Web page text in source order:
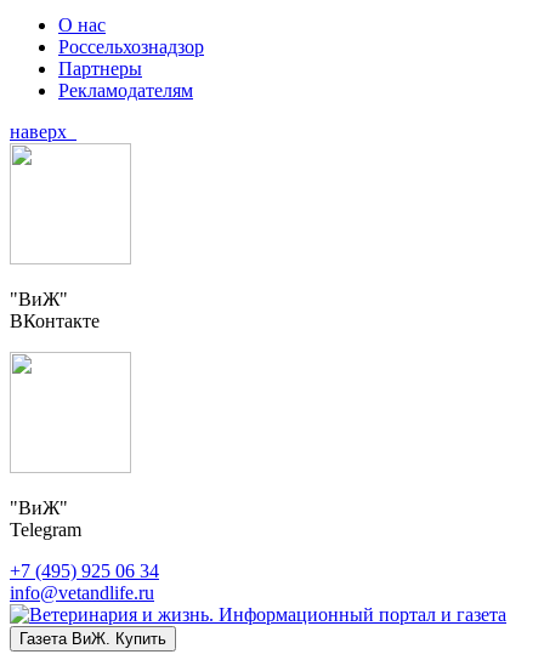
О нас
Россельхознадзор
Партнеры
Рекламодателям
наверх
"ВиЖ"
ВКонтакте
"ВиЖ"
Telegram
+7 (495) 925 06 34
info@vetandlife.ru
Газета ВиЖ. Купить